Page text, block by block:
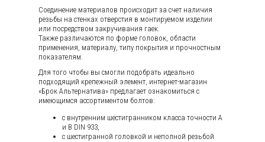
Соединение материалов происходит за счет наличия
резьбы на стенках отверстия в монтируемом изделии
или посредством закручивания гаек.
Также различаются по форме головок, области
применения, материалу, типу покрытия и прочностным
показателям.
Для того чтобы вы смогли подобрать идеально
подходящий крепежный элемент, интернет-магазин
«Брок Альтернатива» предлагает ознакомиться с
имеющимся ассортиментом болтов:
с внутренним шестигранником класса точности А
и B DIN 933,
с шестигранной головкой и неполной резьбой